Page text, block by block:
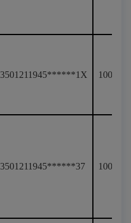
3501211945******1X 100
3501211945******37 100